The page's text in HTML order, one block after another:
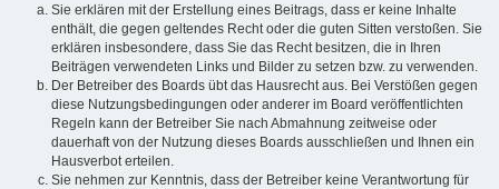
Sie erklären mit der Erstellung eines Beitrags, dass er keine Inhalte
enthält, die gegen geltendes Recht oder die guten Sitten verstoßen. Sie
erklären insbesondere, dass Sie das Recht besitzen, die in Ihren
Beiträgen verwendeten Links und Bilder zu setzen bzw. zu verwenden.
Der Betreiber des Boards übt das Hausrecht aus. Bei Verstößen gegen
diese Nutzungsbedingungen oder anderer im Board veröffentlichten
Regeln kann der Betreiber Sie nach Abmahnung zeitweise oder
dauerhaft von der Nutzung dieses Boards ausschließen und Ihnen ein
Hausverbot erteilen.
Sie nehmen zur Kenntnis, dass der Betreiber keine Verantwortung für